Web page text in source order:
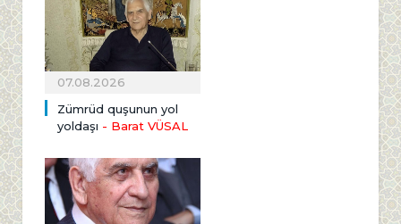
07.08.2026
Zümrüd quşunun yol
yoldaşı - Barat VÜSAL